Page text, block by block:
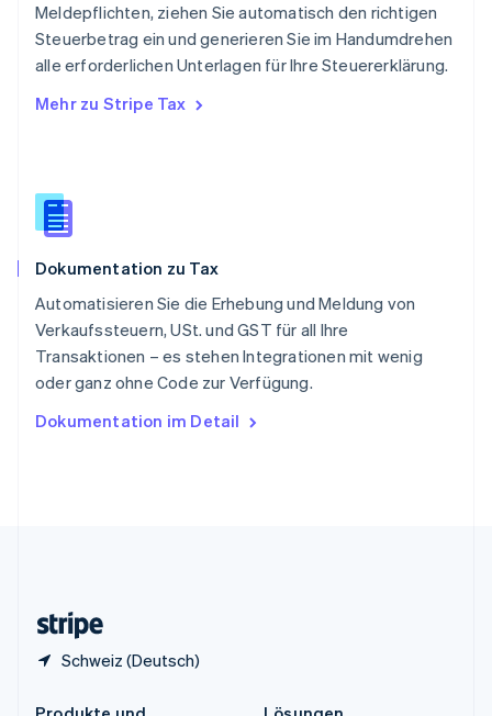
Meldepflichten, ziehen Sie automatisch den richtigen
Steuerbetrag ein und generieren Sie im Handumdrehen
alle erforderlichen Unterlagen für Ihre Steuererklärung.
Mehr zu Stripe Tax
Dokumentation zu Tax
Automatisieren Sie die Erhebung und Meldung von
Verkaufssteuern, USt. und GST für all Ihre
Transaktionen – es stehen Integrationen mit wenig
oder ganz ohne Code zur Verfügung.
Dokumentation im Detail
Schweiz (Deutsch)
Schweiz
DeutschFrançaisItalianoEnglish
Singapur
Slowakei
Sonderverwaltungsregion Hongkong,
China
Spanien
EspañolEnglish
Thailand
Tschechische Republik
English
English